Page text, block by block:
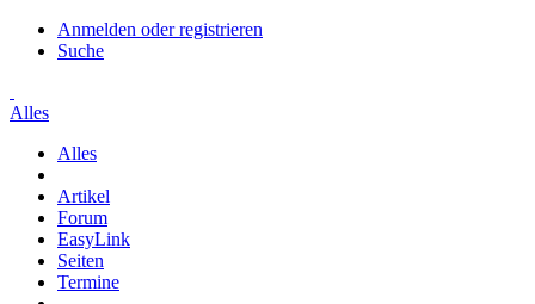
Anmelden oder registrieren
Suche
Alles
Alles
Artikel
Forum
EasyLink
Seiten
Termine